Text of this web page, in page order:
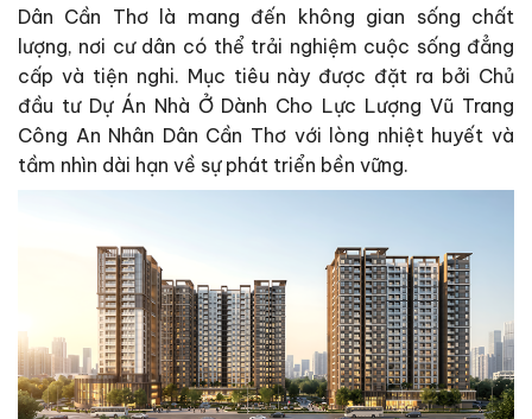
Dân Cần Thơ là mang đến không gian sống chất
lượng, nơi cư dân có thể trải nghiệm cuộc sống đẳng
cấp và tiện nghi. Mục tiêu này được đặt ra bởi Chủ
đầu tư Dự Án Nhà Ở Dành Cho Lực Lượng Vũ Trang
Công An Nhân Dân Cần Thơ với lòng nhiệt huyết và
tầm nhìn dài hạn về sự phát triển bền vững.